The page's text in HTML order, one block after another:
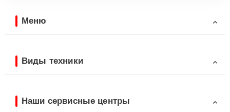
Меню
Виды техники
Наши сервисные центры